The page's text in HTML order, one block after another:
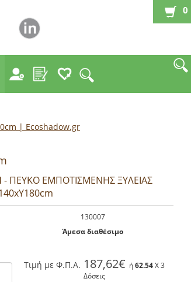
0
| Εcoshadow.gr
ΠΕΥΚΟ ΕΜΠΟΤΙΣΜΕΝΗΣ ΞΥΛΕΙΑΣ
130007
Άμεσα διαθέσιμο
Tιμή με Φ.Π.Α. 187,62€ ή62.54X 3
Δόσεις